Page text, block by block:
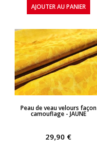
AJOUTER AU PANIER
APERÇU RAPIDE
Peau de veau velours façon
camouflage - JAUNE
29,90 €